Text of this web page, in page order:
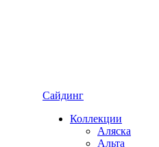
Сайдинг
Коллекции
Аляска
Альта